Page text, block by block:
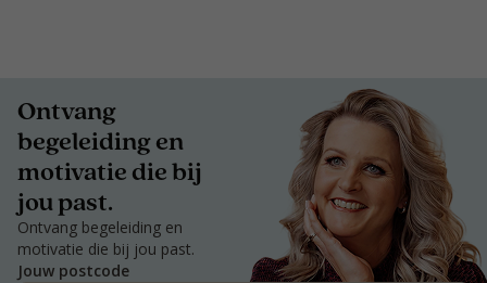
Ontvang
begeleiding en
motivatie die bij
jou past.
Ontvang begeleiding en
motivatie die bij jou past.
Jouw postcode